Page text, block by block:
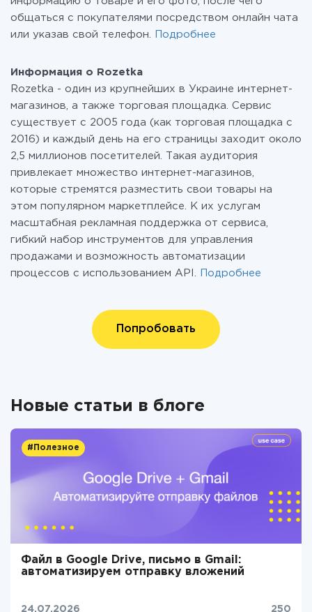
общаться с покупателями посредством онлайн чата
или указав свой телефон.
Подробнее
Информация о Rozetka
Rozetka - один из крупнейших в Украине интернет-
магазинов, а также торговая площадка. Сервис
существует с 2005 года (как торговая площадка с
2016) и каждый день на его страницы заходит около
2,5 миллионов посетителей. Такая аудитория
привлекает множество интернет-магазинов,
которые стремятся разместить свои товары на
этом популярном маркетплейсе. К их услугам
масштабная рекламная поддержка от сервиса,
гибкий набор инструментов для управления
продажами и возможность автоматизации
процессов с использованием API.
Подробнее
Попробовать
Новые статьи в блоге
#Полезное
Файл в Google Drive, письмо в Gmail:
автоматизируем отправку вложений
24.07.2026 250